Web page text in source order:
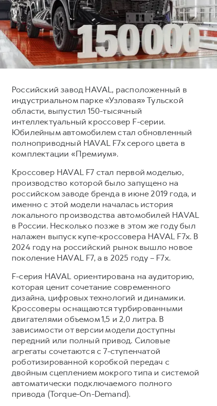
DARGO
от 3 199 000 ₽
DARGO X
от 3 499 000 ₽
от 2 899 000 ₽ от 3 599 000 ₽
POER
от 3 449 000 ₽
Тест-драйв
Трейд-ин
КРЕДИТ И СТРАХОВАНИЕ
Страхование
Кредит
КОРПОРАТИВНЫМ КЛИЕНТАМ
Для малого бизнеса
Корпоративным клиентам
Крупным корпоративным клиентам
Система управления автопарком
Сервис для корпоративных клиентов
HAVAL Лизинг
Автомобильные аксессуары
Коллекция CITY
Коллекция Базовая
Коллекция Детская
СЕРВИСНОЕ ОБСЛУЖИВАНИЕ
Нулевое ТО
Программа «Помощь на дороге»
Регламенты технического обслуживания
ПОДДЕРЖКА
GWM Безопасность
Гарантия HAVAL
Мобильное приложение GWM
Программа «HAVAL Защита+»
Руководства по эксплуатации
Подписки
Автомобильные аксессуары
Коллекция Базовая
Коллекция Детская
ИНФОРМАЦИЯ О ДИЛЕРЕ
О дилере
Наша команда
Контакты
Российский завод HAVAL, расположенный в
индустриальном парке «Узловая» Тульской
области, выпустил 150-тысячный
интеллектуальный кроссовер F-серии.
Юбилейным автомобилем стал обновленный
полноприводный HAVAL F7x серого цвета в
комплектации «Премиум».
Кроссовер HAVAL F7 стал первой моделью,
производство которой было запущено на
российском заводе бренда в июне 2019 года, и
именно с этой модели началась история
локального производства автомобилей HAVAL
в России. Несколько позже в этом же году был
налажен выпуск купе-кроссовера HAVAL F7x. В
2024 году на российский рынок вышло новое
поколение HAVAL F7, а в 2025 году – F7x.
F-серия HAVAL ориентирована на аудиторию,
которая ценит сочетание современного
дизайна, цифровых технологий и динамики.
Кроссоверы оснащаются турбированными
двигателями объемом 1,5 и 2,0 литра. В
зависимости от версии модели доступны
передний или полный привод. Силовые
агрегаты сочетаются с 7-ступенчатой
роботизированной коробкой передач с
двойным сцеплением мокрого типа и системой
автоматически подключаемого полного
привода (Torque-On-Demand).